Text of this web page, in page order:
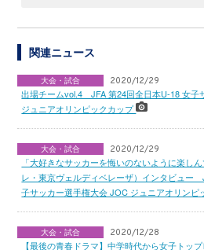
関連ニュース
大会・試合 2020/12/29
出場チームvol.4 JFA 第24回全日本U-18 女子
ジュニアオリンピックカップ
大会・試合 2020/12/29
「大好きなサッカーを悔いのないように楽し
レ・東京ヴェルディベレーザ）インタビュー
子サッカー選手権大会 JOC ジュニアオリン
大会・試合 2020/12/28
【最後の青春ドラマ】中学時代から女子トッ